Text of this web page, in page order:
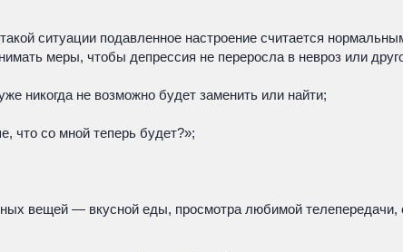
ситуации подавленное настроение считается
меры, чтобы депрессия не переросла в невроз или
никогда не возможно будет заменить или найти;
что со мной теперь будет?»;
вещей — вкусной еды, просмотра любимой